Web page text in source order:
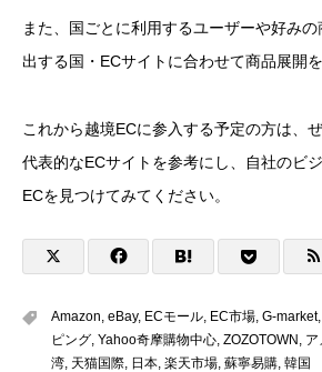
また、国ごとに利用するユーザーや好み
出する国・ECサイトに合わせて商品展開を
これから越境ECに参入する予定の方は、
代表的なECサイトを参考にし、自社のビ
ECを見つけてみてください。
Amazon, eBay, ECモール, EC市場, G-market,
ピング, Yahoo奇摩購物中心, ZOZOTOWN, ア
湾, 天猫国際, 日本, 楽天市場, 蘇寧易購, 韓国